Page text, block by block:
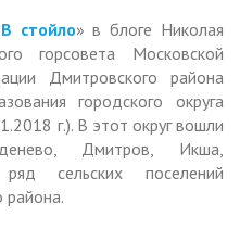
В стойло» в блоге Николая
горсовета Московской
Дмитровского района
городского округа
г.). В этот округ вошли
Дмитров, Икша,
сельских поселений
района.